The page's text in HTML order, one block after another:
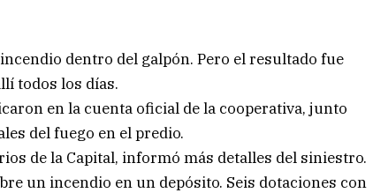
dentro del galpón. Pero el resultado fue
todos los días.
en la cuenta oficial de la cooperativa, junto
del fuego en el predio.
de la Capital, informó más detalles del siniestro.
un incendio en un depósito. Seis dotaciones con